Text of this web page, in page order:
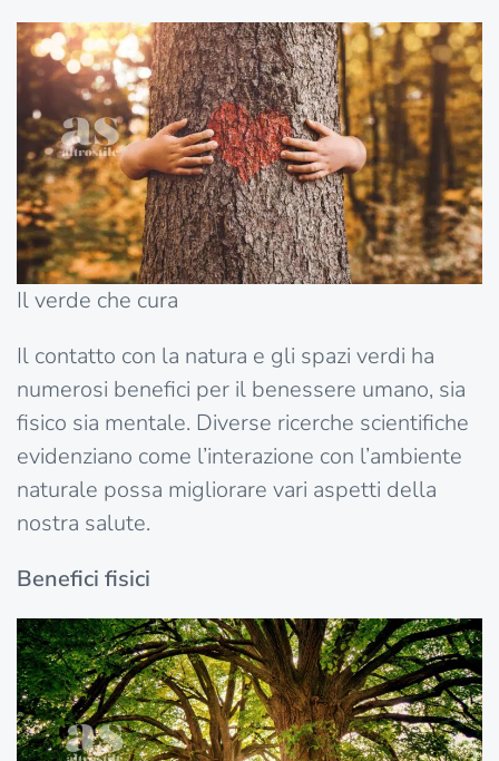
Il verde che cura
Il contatto con la natura e gli spazi verdi ha
numerosi benefici per il benessere umano, sia
fisico sia mentale. Diverse ricerche scientifiche
evidenziano come l’interazione con l’ambiente
naturale possa migliorare vari aspetti della
nostra salute.
Benefici fisici